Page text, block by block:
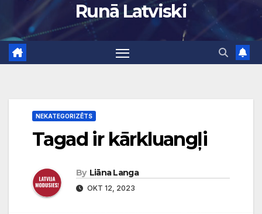
Runā Latviski
NEKATEGORIZĒTS
Tagad ir kārkluangļi
By Liāna Langa
OKT 12, 2023